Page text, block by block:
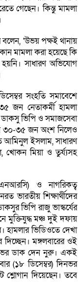
গেছেন। কিন্তু মামলা
বলেন, 'উভয় পক্ষই থানায়
মামলা করা হয়েছে কি
সাধারণ অভিযোগ
সংহতি সমাবেশে
জন নেতাকর্মী হামলা
ডাকসু ভিপি ও সমাজসেবা
৩৫ জন অংশ নিলেও
আমিনুল ইসলাম, সাধারণ
খোকন মিয়া ও তুর্য্যসহ
ও নাগরিকত্ব
ভারতীয় শিক্ষার্থীদের
ভিপি রাজু ভাস্কর্যের
মুক্তিযুদ্ধ মঞ্চ দুই দফায়
ভিডিওতে দেখা
মঙ্গলবারের ওই
ডাক দেন নুরু। একই
(১৮ ডিসেম্বর) দিনভর
শ্লোগান দিয়েছেন। তবে